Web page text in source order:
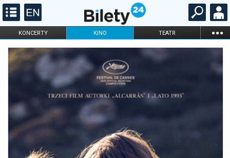
KONCERTY KINO TEATR ...
FILHARMONIA OPERA I BALET
ONLINE